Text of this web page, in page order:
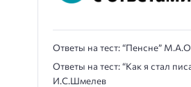
Ответы на тест: “Пенсне”
Ответы на тест: “Как я стал
И.С.Шмелев